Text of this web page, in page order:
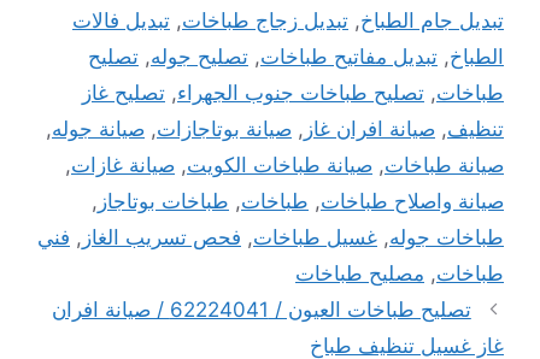
تبديل جام الطباخ, تبديل زجاج طباخات, تبديل فالات
الطباخ, تبديل مفاتيح طباخات, تصليح جوله, تصليح
طباخات, تصليح طباخات جنوب الجهراء, تصليح غاز
تنظيف, صيانة افران غاز , صيانة بوتاجازات, صيانة جوله,
صيانة طباخات, صيانة طباخات الكويت, صيانة غازات,
صيانة واصلاح طباخات, طباخات, طباخات بوتاجاز ,
طباخات جوله, غسيل طباخات, فحص تسريب الغاز , فني
طباخات, مصليح طباخات
تصليح طباخات العيون / 62224041 / صيانة افران
غاز غسيل تنظيف طباخ